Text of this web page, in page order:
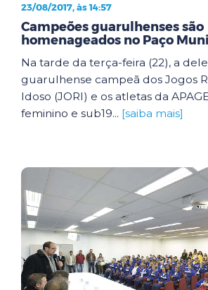
23/08/2017, às 14:57
Campeões guarulhenses são
homenageados no Paço
Na tarde da terça-feira (22), a
guarulhense campeã dos Jogos
Idoso (JORI) e os atletas da
feminino e sub19... [saiba mais]